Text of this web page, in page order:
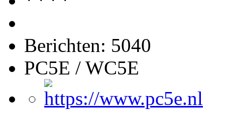
Berichten: 5040
PC5E / WC5E